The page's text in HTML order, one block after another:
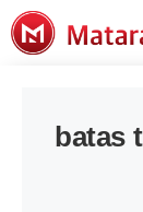
Langsung
ke
batas